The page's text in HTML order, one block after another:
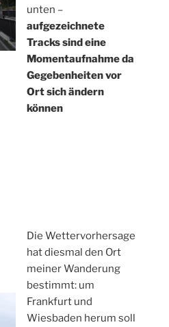
unten –
aufgezeichnete
Tracks sind eine
Momentaufnahme da
Gegebenheiten vor
Ort sich ändern
können
Die Wettervorhersage
hat diesmal den Ort
meiner Wanderung
bestimmt: um
Frankfurt und
Wiesbaden herum soll